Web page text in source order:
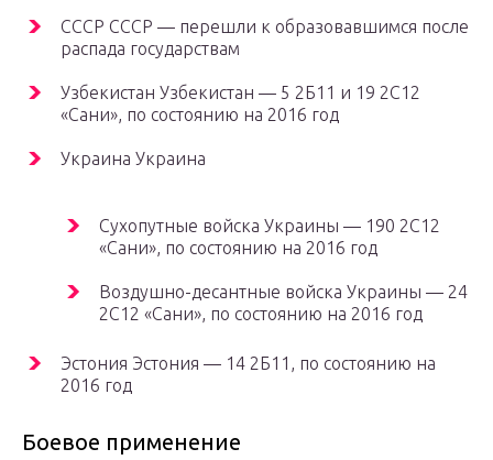
СССР СССР — перешли к образовавшимся после
распада государствам
Узбекистан Узбекистан — 5 2Б11 и 19 2С12
«Сани», по состоянию на 2016 год
Украина Украина
Сухопутные войска Украины — 190 2С12
«Сани», по состоянию на 2016 год
Воздушно-десантные войска Украины — 24
2С12 «Сани», по состоянию на 2016 год
Эстония Эстония — 14 2Б11, по состоянию на
2016 год
Боевое применение